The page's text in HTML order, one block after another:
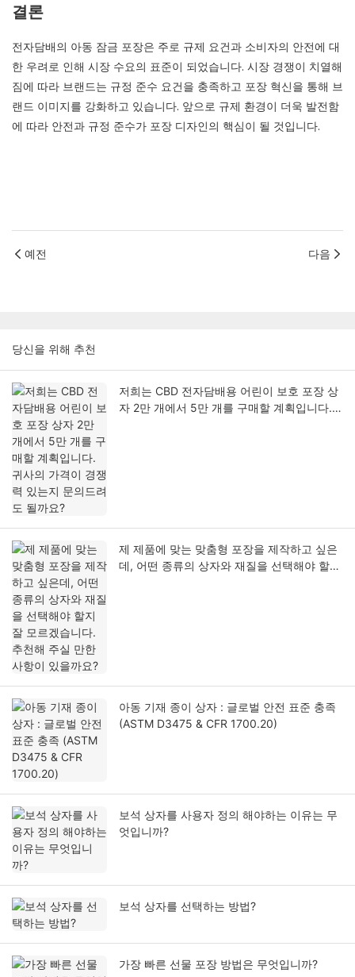
결론
전자담배의 아동 잠금 포장은 주로 규제 요건과 소비자의 안전에 대
한 우려로 인해 시장 수요의 표준이 되었습니다. 시장 경쟁이 치열해
짐에 따라 브랜드는 규정 준수 요건을 충족하고 포장 혁신을 통해 브
랜드 이미지를 강화하고 있습니다. 앞으로 규제 환경이 더욱 발전함
에 따라 안전과 규정 준수가 포장 디자인의 핵심이 될 것입니다.
예전 다음
당신을 위해 추천
저희는 CBD 전자담배용 어린이 보호 포장 상
자 2만 개에서 5만 개를 구매할 계획입니다.
제 제품에 맞는 맞춤형 포장을 제작하고 싶은
데, 어떤 종류의 상자와 재질을 선택해야 할지
아동 기재 종이 상자 : 글로벌 안전 표준 충족
(ASTM D3475 & CFR 1700.20)
보석 상자를 사용자 정의 해야하는 이유는 무
엇입니까?
보석 상자를 선택하는 방법?
가장 빠른 선물 포장 방법은 무엇입니까?